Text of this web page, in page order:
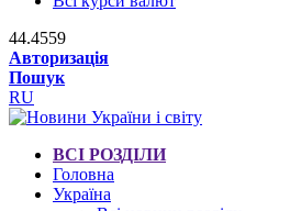
44.4559
Авторизація
Пошук
RU
ВСІ РОЗДІЛИ
Головна
Україна